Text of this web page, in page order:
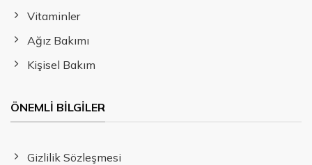
Vitaminler
Ağız Bakımı
Kişisel Bakım
ÖNEMLI BILGILER
Gizlilik Sözleşmesi